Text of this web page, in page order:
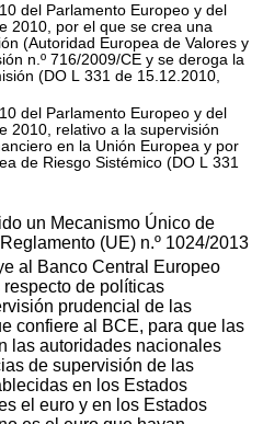
del Parlamento Europeo y del
2010, por el que se crea una
(Autoridad Europea de Valores y
n.º 716/2009/CE y se deroga la
(DO L 331 de 15.12.2010,
del Parlamento Europeo y del
2010, relativo a la supervisión
en la Unión Europea y por
de Riesgo Sistémico (DO L 331
un Mecanismo Único de
(UE) n.º 1024/2013
al Banco Central Europeo
de políticas
prudencial de las
confiere al BCE, para que las
las autoridades nacionales
de supervisión de las
en los Estados
el euro y en los Estados